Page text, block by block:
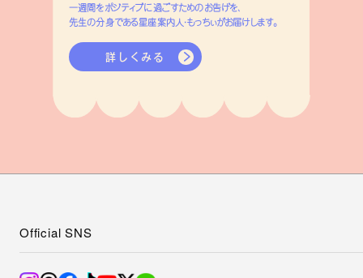
一週間をポジティブに過ごすためのお告げを、
先生の分身である星座案内人・もっちぃがお届けします。
詳しくみる
Official SNS